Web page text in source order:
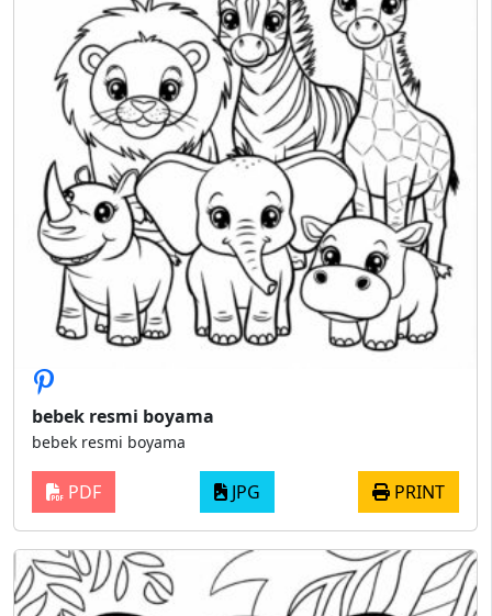
bebek resmi boyama
bebek resmi boyama
PDF JPG PRINT